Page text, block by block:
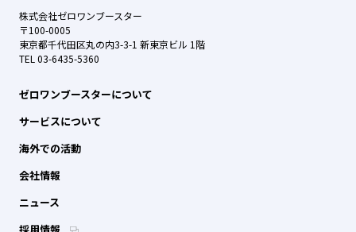
株式会社ゼロワンブースター
〒100-0005
東京都千代田区丸の内3-3-1 新東京ビル 1階
TEL 03-6435-5360
ゼロワンブースターについて
サービスについて
海外での活動
会社情報
ニュース